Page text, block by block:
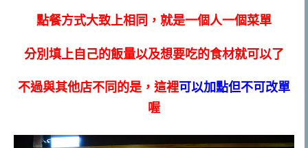
點餐方式大致上相同，就是一個人一個菜單
分別填上自己的飯量以及想要吃的食材就可以了
不過與其他店不同的是，這裡可以加點但不可改單
喔